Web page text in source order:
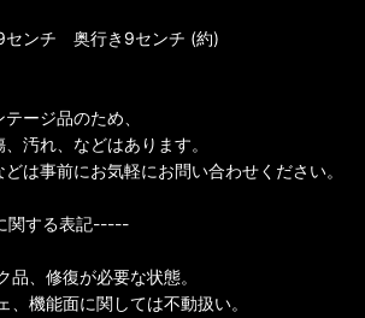
ンチ 奥行き9センチ (約)
ージ品のため、
汚れ、などはあります。
は事前にお気軽にお問い合わせください。
関する表記-----
修復が必要な状態。
能面に関しては不動扱い。